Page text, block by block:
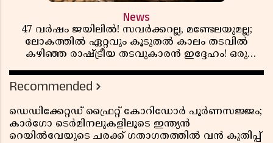
News
47 വർഷം ജയിലിൽ! സവർക്കറല്ല, മണ്ടേലയുമല്ല;
ലോകത്തിൽ ഏറ്റവും കൂടുതൽ കാലം തടവിൽ
കഴിഞ്ഞ രാഷ്ട്രീയ തടവുകാരൻ ഇദ്ദേഹം! ഒരു
Recommended
ഡെഡിക്കേറ്റഡ് ഫ്രൈറ്റ് കോറിഡോർ പൂർണസജ്ജം;
കാർഗോ ടെർമിനലുകളിലൂടെ ഇന്ത്യൻ
റെയിൽവേയുടെ ചരക്ക് ഗതാഗതത്തിൽ വൻ കുതിപ്പ്